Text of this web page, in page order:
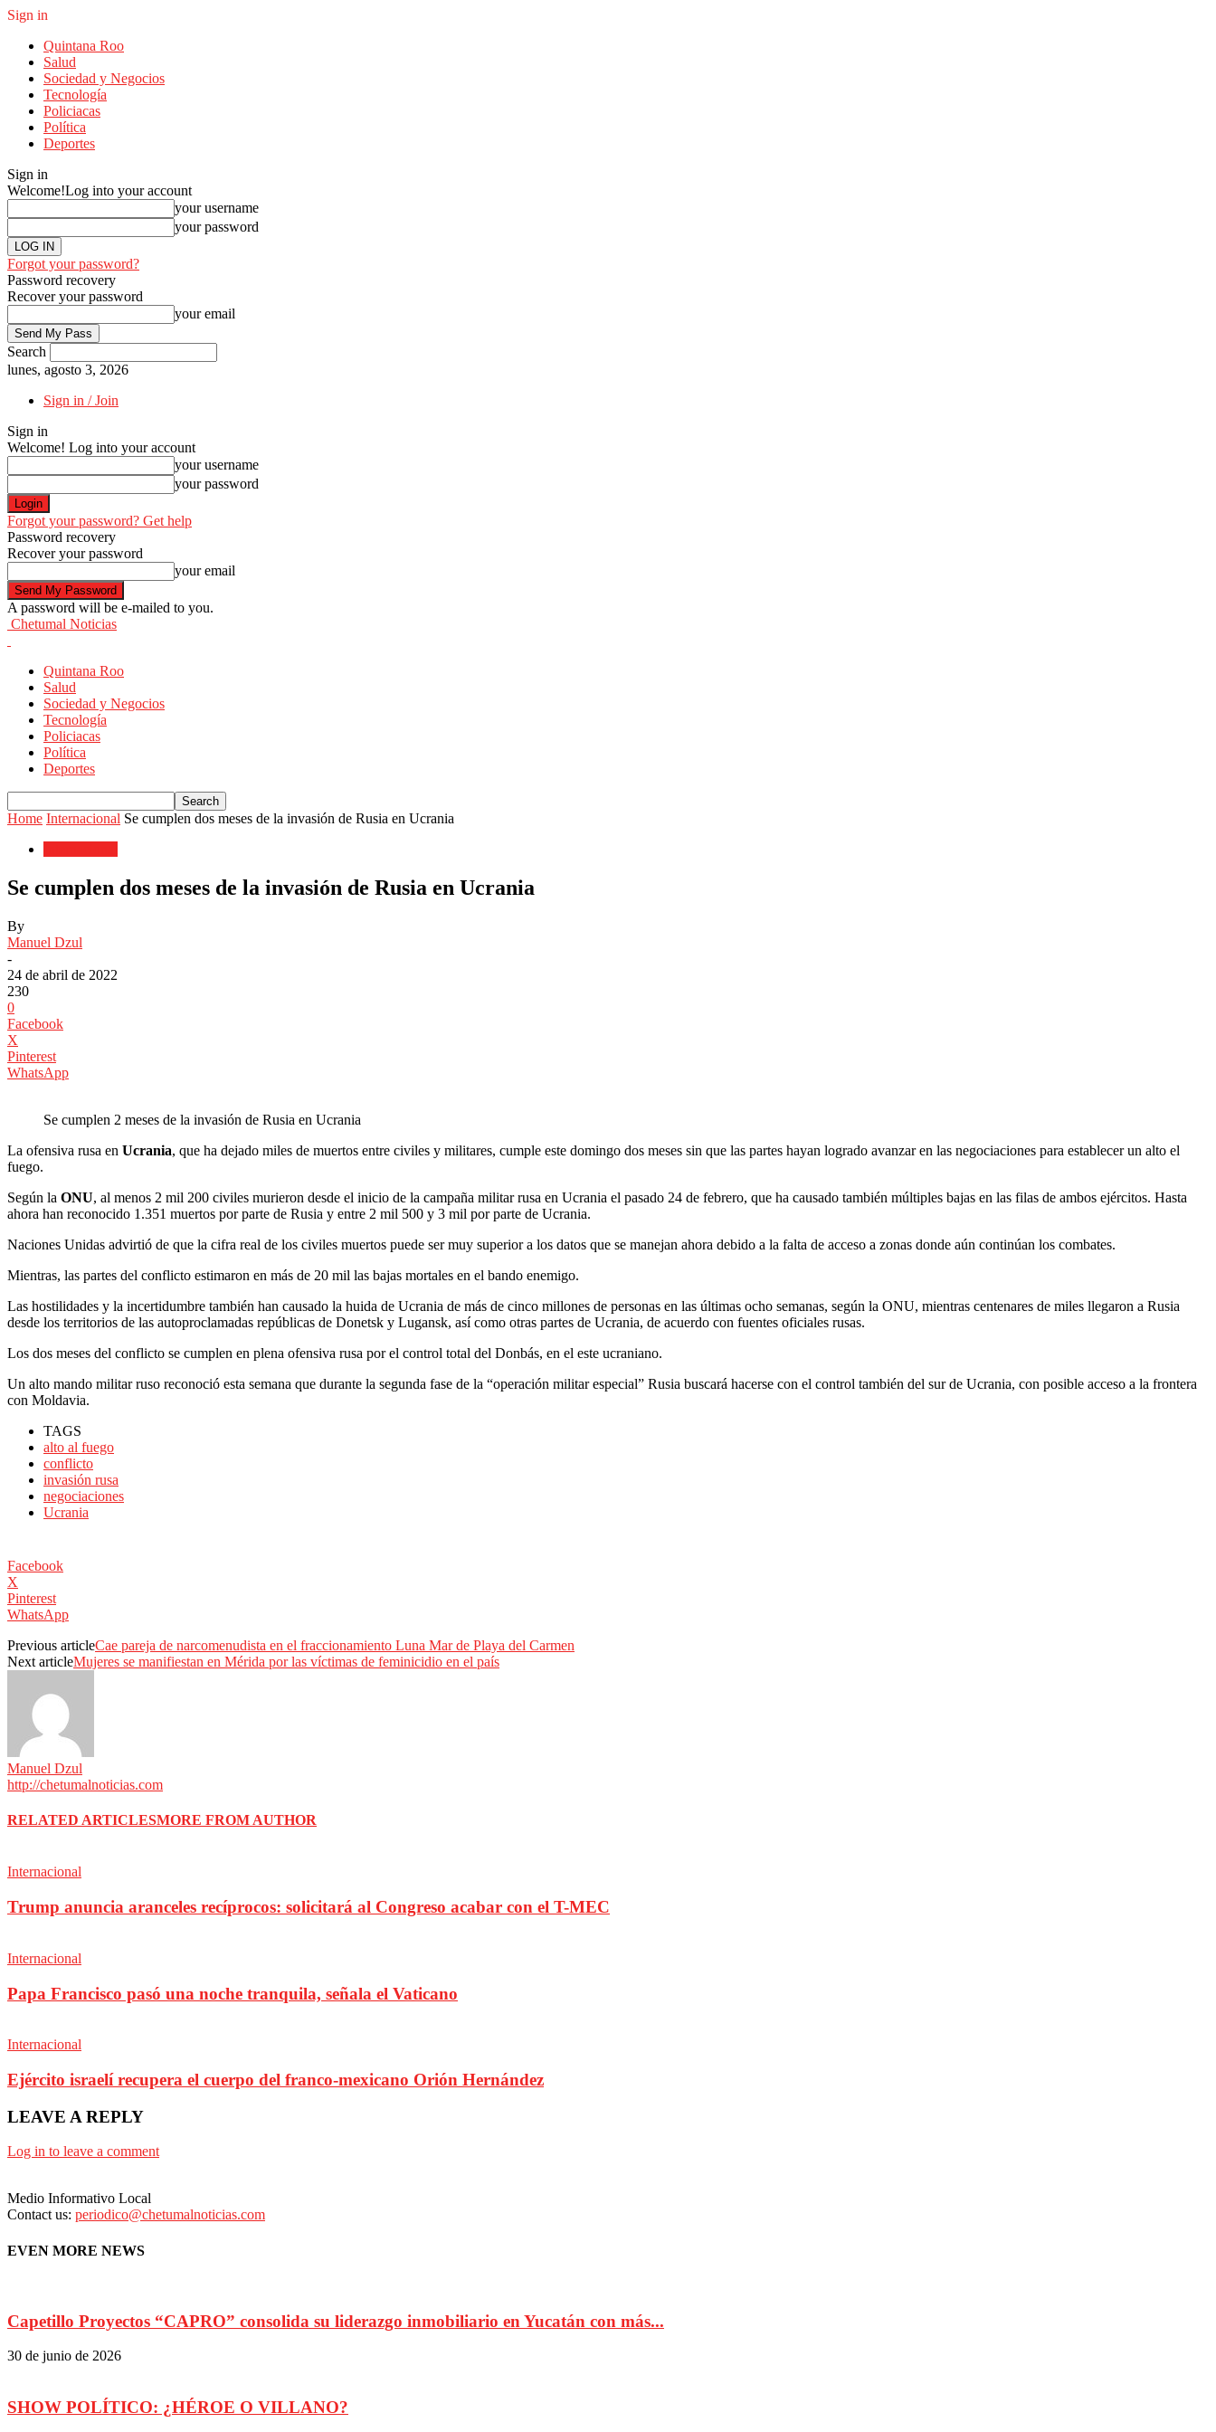
Sign in
Quintana Roo
Salud
Sociedad y Negocios
Tecnología
Policiacas
Política
Deportes
Sign in
Welcome!Log into your account
your username
your password
Forgot your password?
Password recovery
Recover your password
your email
Search
lunes, agosto 3, 2026
Sign in / Join
Sign in
Welcome! Log into your account
your username
your password
Forgot your password? Get help
Password recovery
Recover your password
your email
A password will be e-mailed to you.
Chetumal Noticias
Quintana Roo
Salud
Sociedad y Negocios
Tecnología
Policiacas
Política
Deportes
Home Internacional Se cumplen dos meses de la invasión de Rusia en Ucrania
Se cumplen dos meses de la invasión de Rusia en Ucrania
By
Manuel Dzul
-
24 de abril de 2022
230
0
Facebook
X
Pinterest
WhatsApp
Se cumplen 2 meses de la invasión de Rusia en Ucrania
La ofensiva rusa en Ucrania, que ha dejado miles de muertos entre civiles y militares, cumple este domingo dos meses sin que las partes hayan logrado avanzar en las negociaciones para establecer un alto el
fuego.
Según la ONU, al menos 2 mil 200 civiles murieron desde el inicio de la campaña militar rusa en Ucrania el pasado 24 de febrero, que ha causado también múltiples bajas en las filas de ambos ejércitos. Hasta
ahora han reconocido 1.351 muertos por parte de Rusia y entre 2 mil 500 y 3 mil por parte de Ucrania.
Naciones Unidas advirtió de que la cifra real de los civiles muertos puede ser muy superior a los datos que se manejan ahora debido a la falta de acceso a zonas donde aún continúan los combates.
Mientras, las partes del conflicto estimaron en más de 20 mil las bajas mortales en el bando enemigo.
Las hostilidades y la incertidumbre también han causado la huida de Ucrania de más de cinco millones de personas en las últimas ocho semanas, según la ONU, mientras centenares de miles llegaron a Rusia
desde los territorios de las autoproclamadas repúblicas de Donetsk y Lugansk, así como otras partes de Ucrania, de acuerdo con fuentes oficiales rusas.
Los dos meses del conflicto se cumplen en plena ofensiva rusa por el control total del Donbás, en el este ucraniano.
Un alto mando militar ruso reconoció esta semana que durante la segunda fase de la “operación militar especial” Rusia buscará hacerse con el control también del sur de Ucrania, con posible acceso a la frontera
con Moldavia.
TAGS
alto al fuego
conflicto
invasión rusa
negociaciones
Ucrania
Facebook
X
Pinterest
WhatsApp
Previous articleCae pareja de narcomenudista en el fraccionamiento Luna Mar de Playa del Carmen
Next articleMujeres se manifiestan en Mérida por las víctimas de feminicidio en el país
Manuel Dzul
http://chetumalnoticias.com
RELATED ARTICLESMORE FROM AUTHOR
Internacional
Trump anuncia aranceles recíprocos: solicitará al Congreso acabar con el T-MEC
Internacional
Papa Francisco pasó una noche tranquila, señala el Vaticano
Internacional
Ejército israelí recupera el cuerpo del franco-mexicano Orión Hernández
LEAVE A REPLY
Log in to leave a comment
Medio Informativo Local
Contact us: periodico@chetumalnoticias.com
EVEN MORE NEWS
Capetillo Proyectos “CAPRO” consolida su liderazgo inmobiliario en Yucatán con más...
30 de junio de 2026
SHOW POLÍTICO: ¿HÉROE O VILLANO?